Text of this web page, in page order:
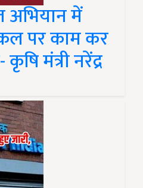
अभियान में
पर काम कर
मंत्री नरेंद्र